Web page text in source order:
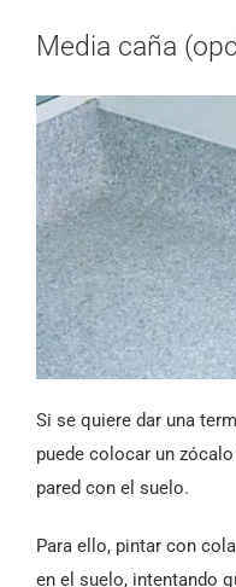
Media caña
Si se quiere dar una
puede colocar un
pared con el suelo.
Para ello, pintar con
en el suelo, intentando